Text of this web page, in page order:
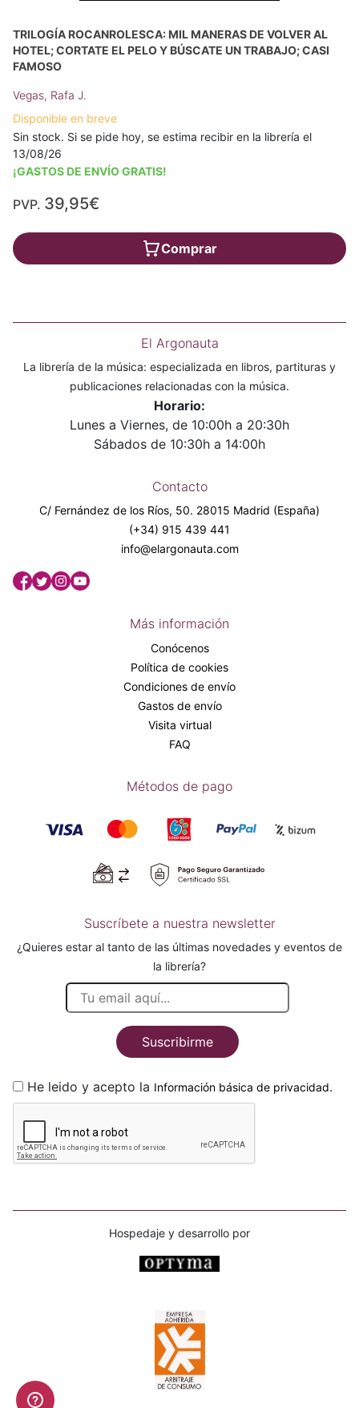
TRILOGÍA ROCANROLESCA: MIL MANERAS DE VOLVER AL
HOTEL; CORTATE EL PELO Y BÚSCATE UN TRABAJO; CASI
FAMOSO
Vegas, Rafa J.
Disponible en breve
Sin stock. Si se pide hoy, se estima recibir en la librería el
13/08/26
¡GASTOS DE ENVÍO GRATIS!
PVP. 39,95€
Comprar
El Argonauta
La librería de la música: especializada en libros, partituras y
publicaciones relacionadas con la música.
Horario:
Lunes a Viernes, de 10:00h a 20:30h
Sábados de 10:30h a 14:00h
Contacto
C/ Fernández de los Ríos, 50. 28015 Madrid (España)
(+34) 915 439 441
info@elargonauta.com
Más información
Conócenos
Política de cookies
Condiciones de envío
Gastos de envío
Visita virtual
FAQ
Métodos de pago
Suscríbete a nuestra newsletter
¿Quieres estar al tanto de las últimas novedades y eventos de
la librería?
Suscribirme
He leido y acepto la Información básica de privacidad.
Hospedaje y desarrollo por